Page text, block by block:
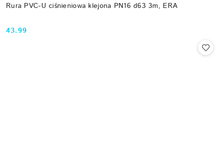
Rura PVC-U ciśnieniowa klejona PN16 d63 3m, ERA
Cena:
43.99